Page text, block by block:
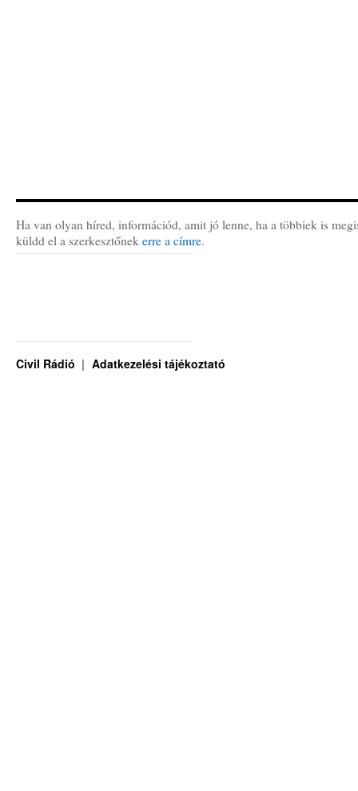
Ha van olyan híred, információd, amit jó lenne, ha a többiek is
küldd el a szerkesztőnek erre a címre.
Civil Rádió Adatkezelési tájékoztató